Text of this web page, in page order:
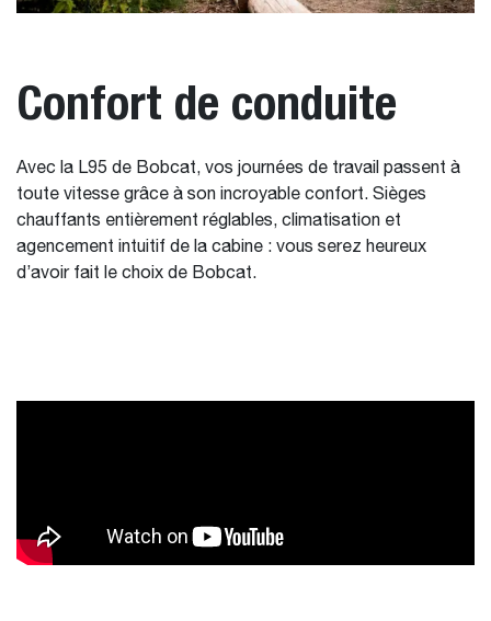
Confort de conduite
Avec la L95 de Bobcat, vos journées de travail passent à
toute vitesse grâce à son incroyable confort. Sièges
chauffants entièrement réglables, climatisation et
agencement intuitif de la cabine : vous serez heureux
d’avoir fait le choix de Bobcat.